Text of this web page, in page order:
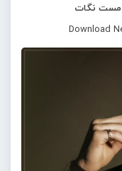
مست نگات
Download